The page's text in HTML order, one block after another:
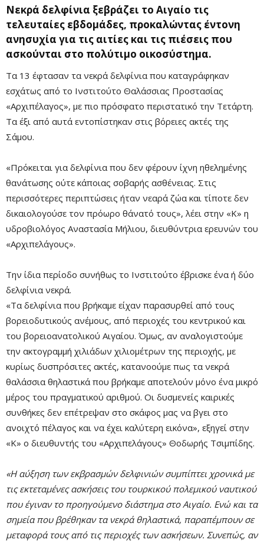
Νεκρά δελφίνια ξεβράζει το Αιγαίο τις
τελευταίες εβδομάδες, προκαλώντας έντονη
ανησυχία για τις αιτίες και τις πιέσεις που
ασκούνται στο πολύτιμο οικοσύστημα.
Τα 13 έφτασαν τα νεκρά δελφίνια που καταγράφηκαν
εσχάτως από το Ινστιτούτο Θαλάσσιας Προστασίας
«Αρχιπέλαγος», με πιο πρόσφατο περιστατικό την Τετάρτη.
Τα έξι από αυτά εντοπίστηκαν στις βόρειες ακτές της
Σάμου.
Remaining
Time
-0:00
Mute
«Πρόκειται για δελφίνια που δεν φέρουν ίχνη ηθελημένης
θανάτωσης ούτε κάποιας σοβαρής ασθένειας. Στις
περισσότερες περιπτώσεις ήταν νεαρά ζώα και τίποτε δεν
δικαιολογούσε τον πρόωρο θάνατό τους», λέει στην «Κ» η
υδροβιολόγος Αναστασία Μήλιου, διευθύντρια ερευνών του
«Αρχιπελάγους».
Την ίδια περίοδο συνήθως το Ινστιτούτο έβρισκε ένα ή δύο
δελφίνια νεκρά.
«Τα δελφίνια που βρήκαμε είχαν παρασυρθεί από τους
βορειοδυτικούς ανέμους, από περιοχές του κεντρικού και
του βορειοανατολικού Αιγαίου. Όμως, αν αναλογιστούμε
την ακτογραμμή χιλιάδων χιλιομέτρων της περιοχής, με
κυρίως δυσπρόσιτες ακτές, κατανοούμε πως τα νεκρά
θαλάσσια θηλαστικά που βρήκαμε αποτελούν μόνο ένα μικρό
μέρος του πραγματικού αριθμού. Οι δυσμενείς καιρικές
συνθήκες δεν επέτρεψαν στο σκάφος μας να βγει στο
ανοιχτό πέλαγος και να έχει καλύτερη εικόνα», εξηγεί στην
«Κ» ο διευθυντής του «Αρχιπελάγους» Θοδωρής Τσιμπίδης.
«Η αύξηση των εκβρασμών δελφινιών συμπίπτει χρονικά με
τις εκτεταμένες ασκήσεις του τουρκικού πολεμικού ναυτικού
που έγιναν το προηγούμενο διάστημα στο Αιγαίο. Ενώ και τα
σημεία που βρέθηκαν τα νεκρά θηλαστικά, παραπέμπουν σε
μεταφορά τους από τις περιοχές των ασκήσεων. Συνεπώς, αν